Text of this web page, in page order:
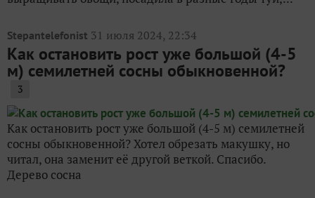
Stepantelefonist 31 июля 2024, 22:34
Как остановить рост уже большой (4-5
м) семилетней сосны обыкновенной?
3
Как остановить рост уже большой (4-5 м) семилетней
сосны обыкновенной? Хотел обрезать макушку, но
читал, она заменит её другой веткой. Спасибо.
Дерево сосна